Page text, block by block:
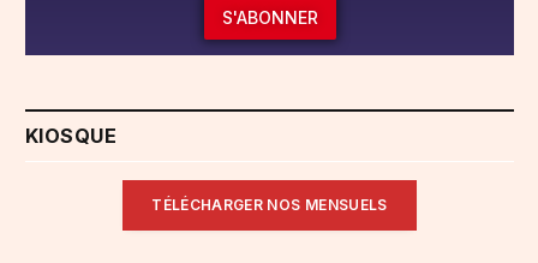
S'ABONNER
KIOSQUE
TÉLÉCHARGER NOS MENSUELS